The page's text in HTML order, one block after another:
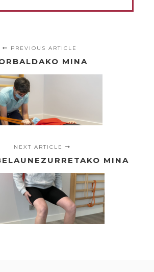
PREVIOUS ARTICLE
MINA
NEXT ARTICLE
MINA